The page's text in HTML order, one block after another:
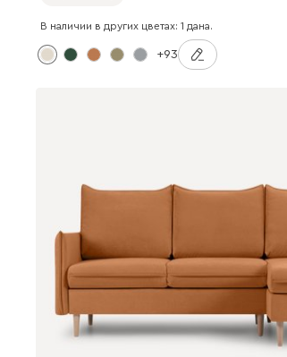
В наличии в других цветах: 1 дана.
+93